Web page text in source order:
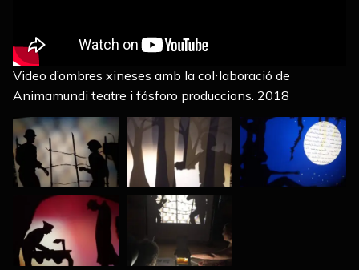
Video d’ombres xineses amb la col·laboració de
Animamundi teatre i fósforo produccions. 2018